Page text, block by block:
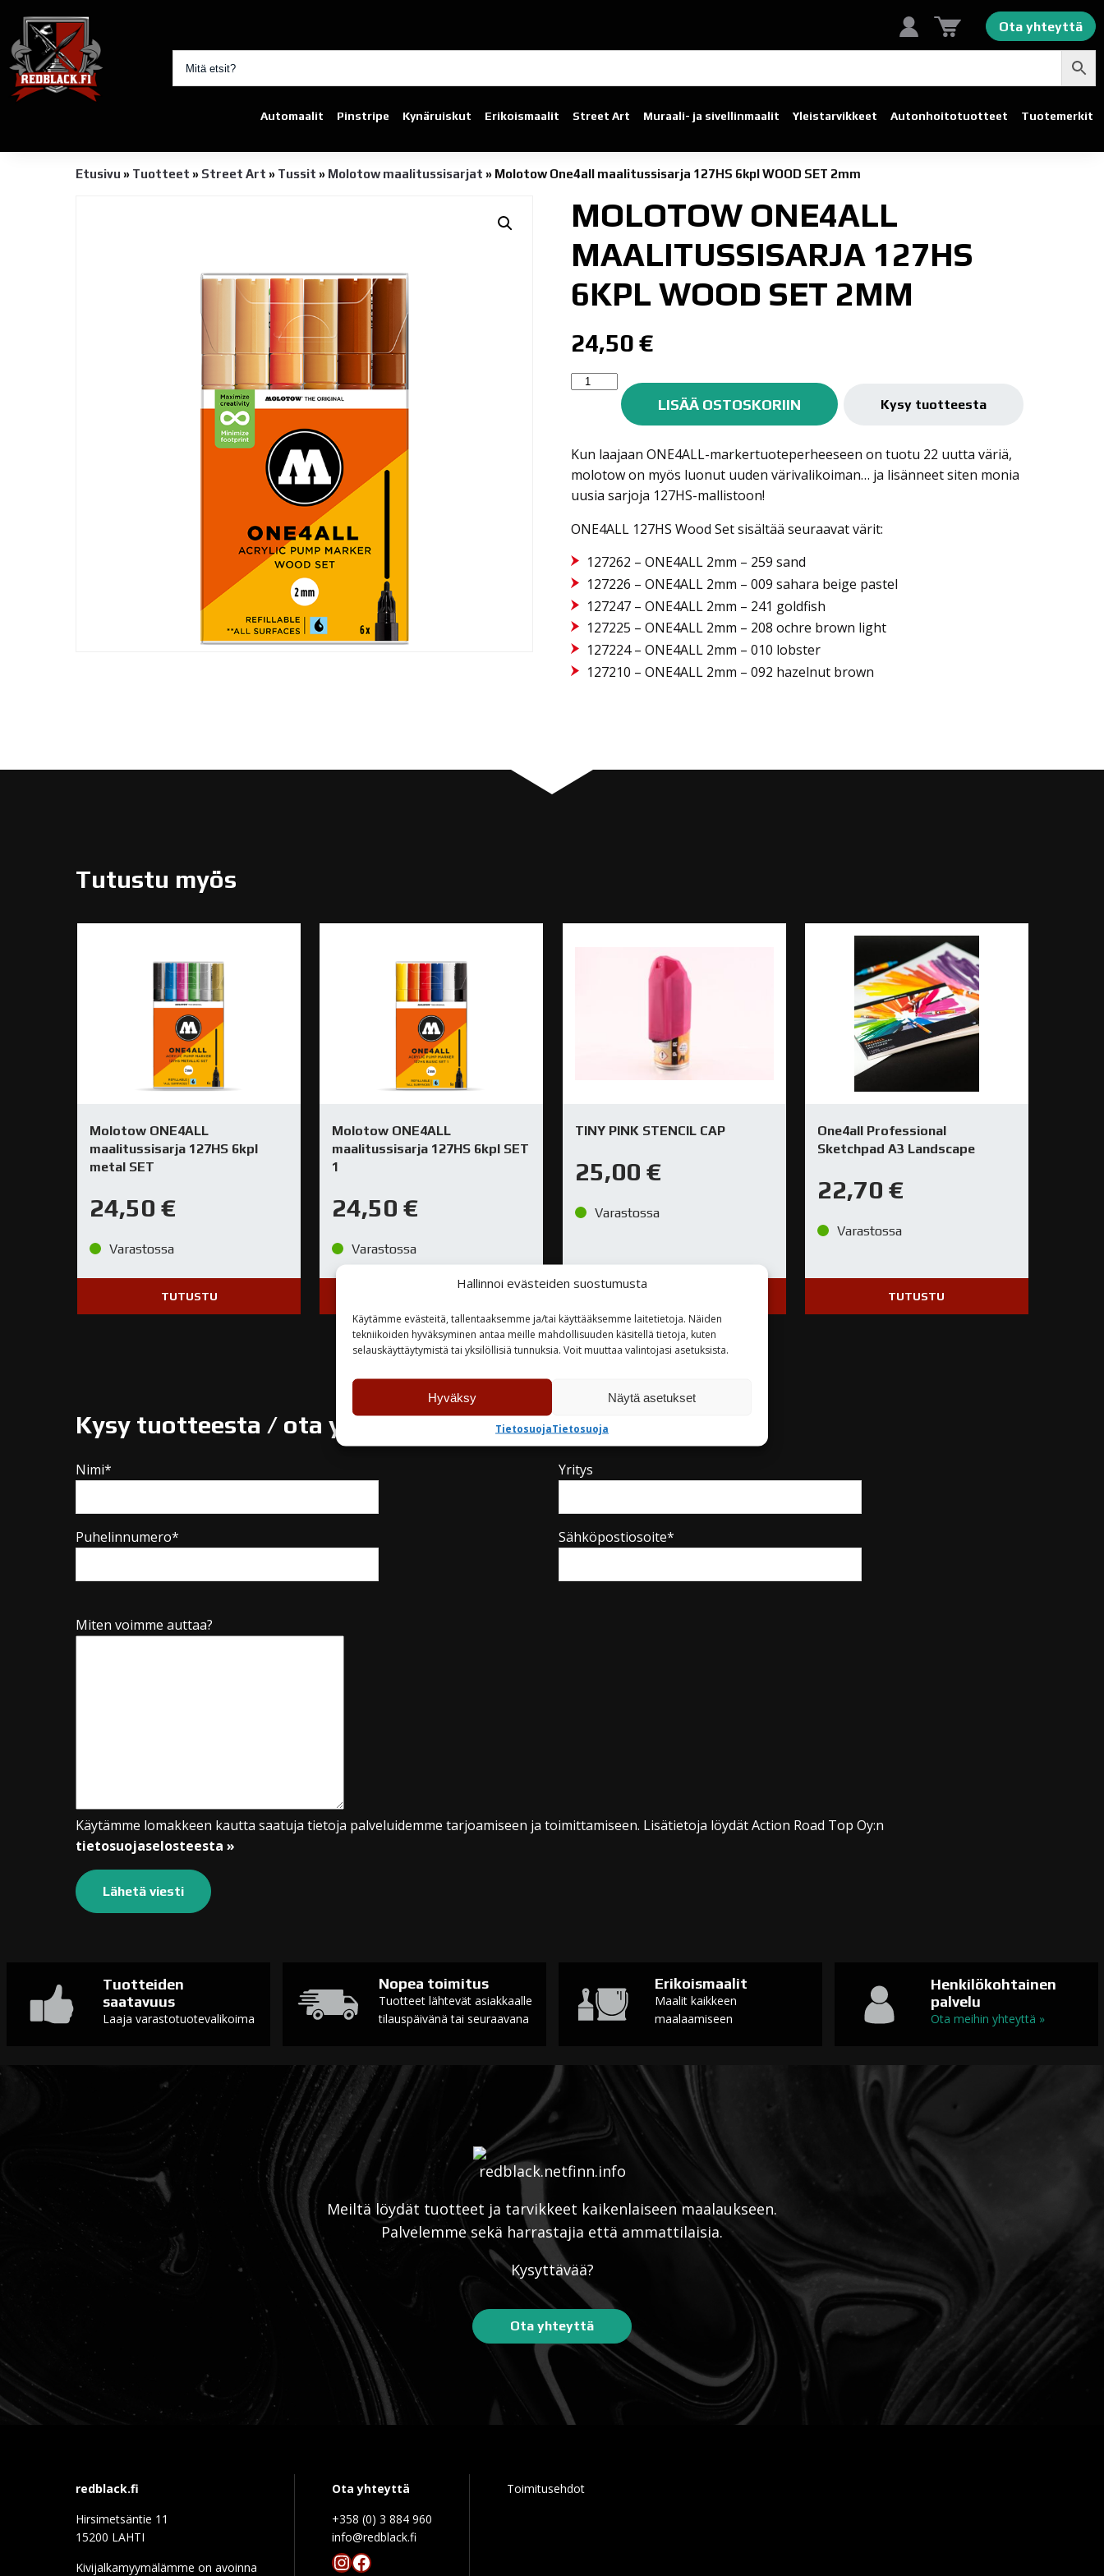
Hallinnoi evästeiden suostumusta
Käytämme evästeitä, tallentaaksemme ja/tai käyttääksemme laitetietoja. Näiden
tekniikoiden hyväksyminen antaa meille mahdollisuuden käsitellä tietoja, kuten
selauskäyttäytymistä tai yksilöllisiä tunnuksia. Voit muuttaa valintojasi asetuksista.
Hyväksy Näytä asetukset
TietosuojaTietosuoja
Ota yhteyttä
Automaalit Pinstripe Kynäruiskut Erikoismaalit Street Art Muraali- ja sivellinmaalit Yleistarvikkeet Autonhoito­tuotteet Tuotemerkit
Etusivu » Tuotteet » Street Art » Tussit » Molotow maalitussisarjat » Molotow One4all maalitussisarja 127HS 6kpl WOOD SET 2mm
MOLOTOW ONE4ALL
MAALITUSSISARJA 127HS
6KPL WOOD SET 2MM
24,50€
Molotow
maalitussisarja
6kpl
WOOD
SET
määrä
LISÄÄ OSTOSKORIIN Kysy tuotteesta
Kun laajaan ONE4ALL-markertuoteperheeseen on tuotu 22 uutta väriä,
molotow on myös luonut uuden värivalikoiman… ja lisänneet siten monia
uusia sarjoja 127HS-mallistoon!
ONE4ALL 127HS Wood Set sisältää seuraavat värit:
127262 – ONE4ALL 2mm – 259 sand
127226 – ONE4ALL 2mm – 009 sahara beige pastel
127247 – ONE4ALL 2mm – 241 goldfish
127225 – ONE4ALL 2mm – 208 ochre brown light
127224 – ONE4ALL 2mm – 010 lobster
127210 – ONE4ALL 2mm – 092 hazelnut brown
Tutustu myös
Molotow ONE4ALL
maalitussisarja 127HS 6kpl
metal SET
24,50 €
Varastossa
TUTUSTU
Molotow ONE4ALL
maalitussisarja 127HS 6kpl SET
1
24,50€
Varastossa
TINY PINK STENCIL CAP
25,00 €
Varastossa
One4all Professional
Sketchpad A3 Landscape
22,70 €
Varastossa
TUTUSTU
Kysy tuotteesta / ota yhteyttä
Nimi* Yritys
Puhelinnumero* Sähköpostiosoite*
Miten voimme auttaa?
Käytämme lomakkeen kautta saatuja tietoja palveluidemme tarjoamiseen ja toimittamiseen. Lisätietoja löydät Action Road Top Oy:n
tietosuojaselosteesta »
Tuotteiden
saatavuus
Laaja varastotuotevalikoima
Nopea toimitus
Tuotteet lähtevät asiakkaalle
tilauspäivänä tai seuraavana
Erikoismaalit
Maalit kaikkeen
maalaamiseen
Henkilökohtainen
palvelu
Ota meihin yhteyttä »
Meiltä löydät tuotteet ja tarvikkeet kaikenlaiseen maalaukseen.
Palvelemme sekä harrastajia että ammattilaisia.
Kysyttävää?
Ota yhteyttä
redblack.fi
Hirsimetsäntie 11
15200 LAHTI
Kivijalkamyymälämme on avoinna
Ota yhteyttä
+358 (0) 3 884 960
info@redblack.f
Instagram
Facebook
Toimitusehdot